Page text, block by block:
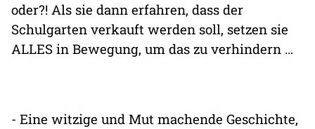
oder?! Als sie dann erfahren, dass der
Schulgarten verkauft werden soll, setzen sie
ALLES in Bewegung, um das zu verhindern …
- Eine witzige und Mut machende Geschichte,